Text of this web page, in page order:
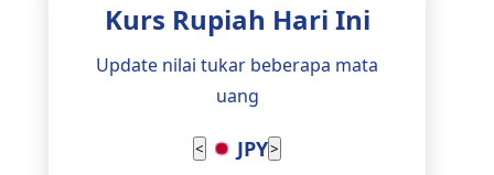
Kurs Rupiah Hari Ini
Update nilai tukar beberapa mata
uang
< JPY>